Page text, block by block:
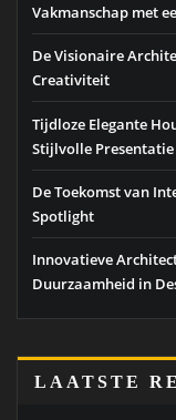
Vakmanschap met
De Visionaire
Creativiteit
Tijdloze Elegante
Stijlvolle Presentatie
De Toekomst van
Spotlight
Innovatieve
Duurzaamheid in
LAATSTE